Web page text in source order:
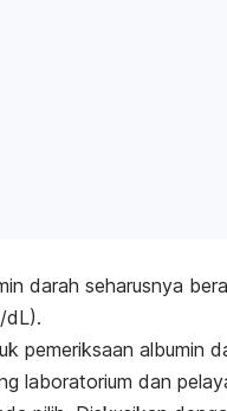
darah seharusnya
dL).
pemeriksaan albumin
laboratorium dan